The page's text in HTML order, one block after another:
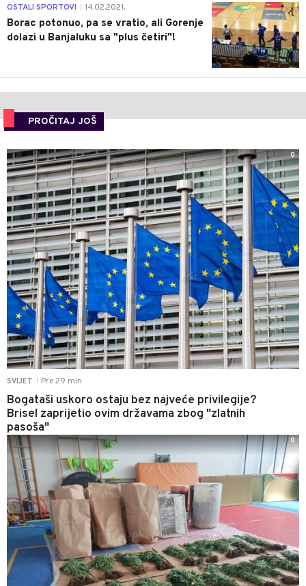
3
OSTALI SPORTOVI 14.02.2021.
Borac potonuo, pa se vratio, ali Gorenje
dolazi u Banjaluku sa "plus četiri"!
PROČITAJ JOŠ
SVIJET Pre 29 min
Bogataši uskoro ostaju bez najveće privilegije?
Brisel zaprijetio ovim državama zbog "zlatnih
pasoša"
0
0